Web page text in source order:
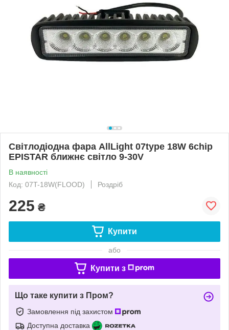
Світлодіодна фара AllLight 07type 18W 6chip
EPISTAR ближнє світло 9-30V
В наявності
Код: 07T-18W(FLOOD)
Роздріб
225 ₴
Купити
або
Купити з
Що таке купити з Пром?
Замовлення під захистом
Доступна доставка